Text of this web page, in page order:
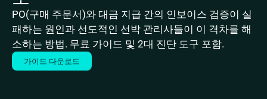
PO(구매 주문서)와 대금 지급 간의 인보이스 검증이 실
패하는 원인과 선도적인 선박 관리사들이 이 격차를 해
소하는 방법. 무료 가이드 및 2대 진단 도구 포함.
가이드 다운로드